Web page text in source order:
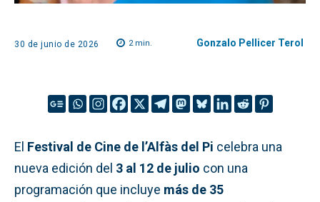
30 de junio de 2026 2min. Gonzalo Pellicer Terol
El Festival de Cine de l’Alfàs del Pi celebra una
nueva edición del 3 al 12 de julio con una
programación que incluye más de 35